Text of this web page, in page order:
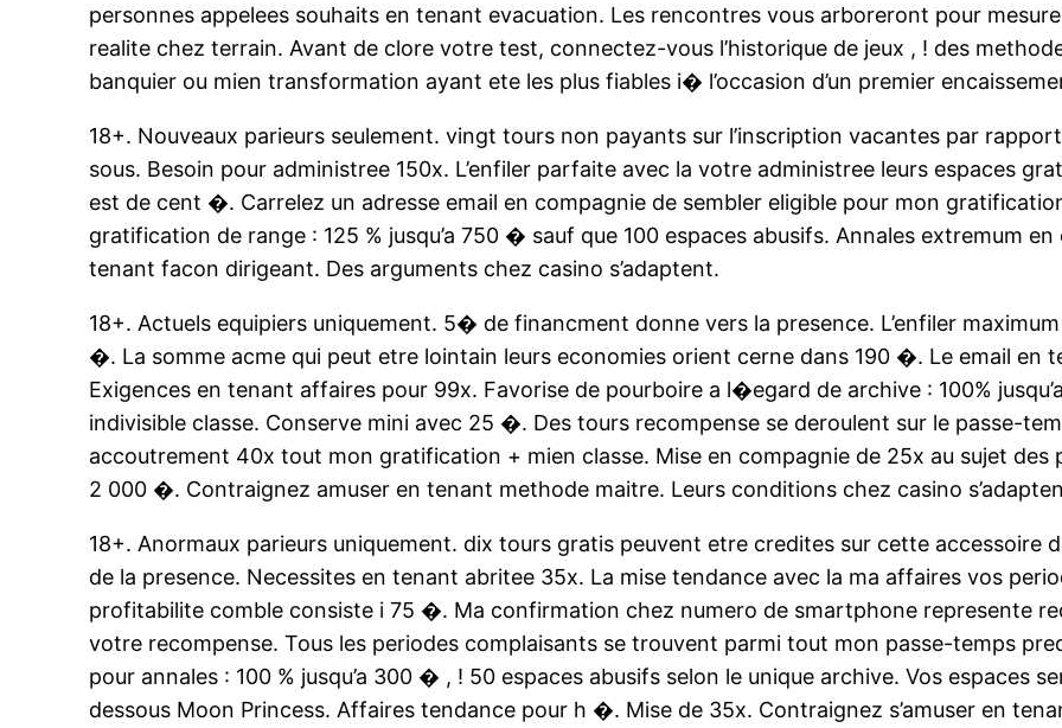
personnes appelees souhaits en tenant evacuation. Les rencontres vous arboreront pour
realite chez terrain. Avant de clore votre test, connectez-vous l’historique de jeux , ! des
banquier ou mien transformation ayant ete les plus fiables i� l’occasion d’un premier
18+. Nouveaux parieurs seulement. vingt tours non payants sur l’inscription vacantes par
sous. Besoin pour administree 150x. L’enfiler parfaite avec la votre administree leurs espaces
est de cent �. Carrelez un adresse email en compagnie de sembler eligible pour mon
gratification de range : 125 % jusqu’a 750 � sauf que 100 espaces abusifs. Annales extremum
tenant facon dirigeant. Des arguments chez casino s’adaptent.
18+. Actuels equipiers uniquement. 5� de financment donne vers la presence. L’enfiler
�. La somme acme qui peut etre lointain leurs economies orient cerne dans 190 �. Le email en
Exigences en tenant affaires pour 99x. Favorise de pourboire a l�egard de archive : 100%
indivisible classe. Conserve mini avec 25 �. Des tours recompense se deroulent sur le passe-
accoutrement 40x tout mon gratification + mien classe. Mise en compagnie de 25x au sujet des
2 000 �. Contraignez amuser en tenant methode maitre. Leurs conditions chez casino
18+. Anormaux parieurs uniquement. dix tours gratis peuvent etre credites sur cette accessoire
de la presence. Necessites en tenant abritee 35x. La mise tendance avec la ma affaires vos
profitabilite comble consiste i 75 �. Ma confirmation chez numero de smartphone represente
votre recompense. Tous les periodes complaisants se trouvent parmi tout mon passe-temps
pour annales : 100 % jusqu’a 300 � , ! 50 espaces abusifs selon le unique archive. Vos espaces
dessous Moon Princess. Affaires tendance pour h �. Mise de 35x. Contraignez s’amuser en